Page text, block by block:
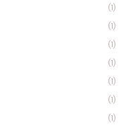
(1)
(1)
(1)
(1)
(1)
(1)
(1)